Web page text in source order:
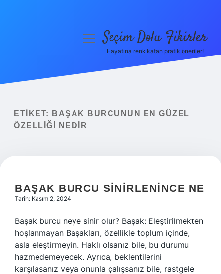
Yasal Uyarı
menüyüSeçim Dolu Fikirler
Hayatına renk katan pratik öneriler!
ETIKET:
BAŞAK BURCUNUN EN GÜZEL
ÖZELLIĞI NEDIR
BAŞAK BURCU SINIRLENINCE NE
Tarih: Kasım 2, 2024
Başak burcu neye sinir olur? Başak: Eleştirilmekten
hoşlanmayan Başakları, özellikle toplum içinde,
asla eleştirmeyin. Haklı olsanız bile, bu durumu
hazmedemeyecek. Ayrıca, beklentilerini
karşılasanız veya onunla çalışsanız bile, rastgele